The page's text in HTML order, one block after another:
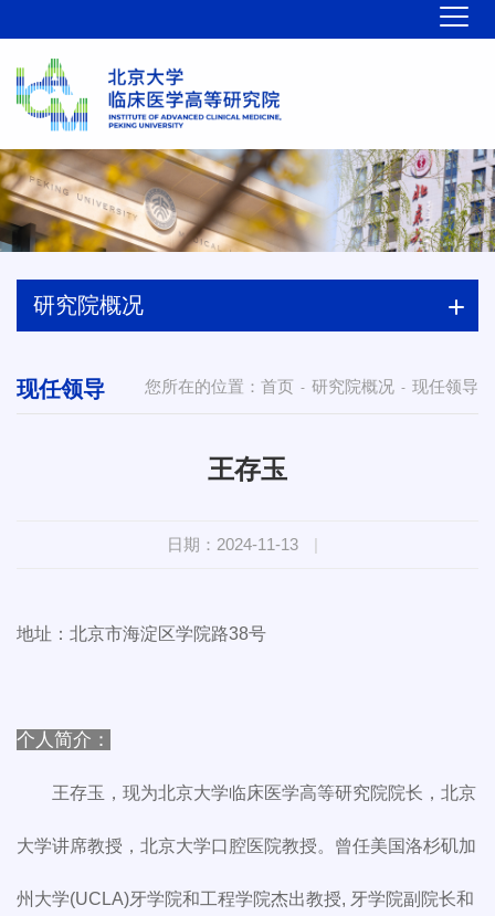
研究院概况
您所在的位置： 首页 - 研究院概况 - 现任领导
现任领导
王存玉
日期：2024-11-13 |
地址：北京市海淀区学院路38号
个人简介：
王存玉，现为北京大学临床医学高等研究院院长，北京
大学讲席教授，北京大学口腔医院教授。曾任美国洛杉矶加
州大学(UCLA)牙学院和工程学院杰出教授, 牙学院副院长和